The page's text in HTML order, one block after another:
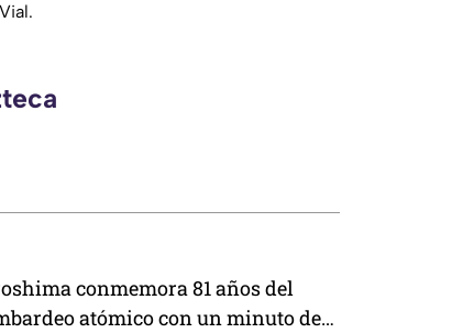
conmemora 81 años del
atómico con un minuto de